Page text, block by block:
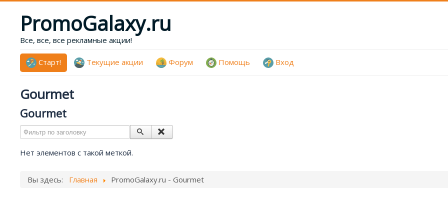
PromoGalaxy.ru
Все, все, все рекламные акции!
Старт! Текущие акции Форум Помощь Вход
Gourmet
Gourmet
Фильтр по заголовку
Нет элементов с такой меткой.
Вы здесь: Главная PromoGalaxy.ru - Gourmet